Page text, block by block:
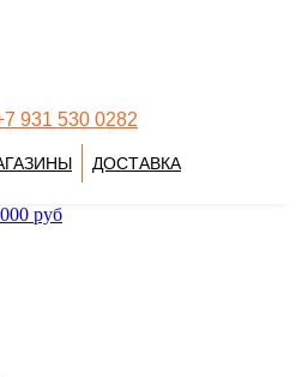
931 530 0282
ДОСТАВКА